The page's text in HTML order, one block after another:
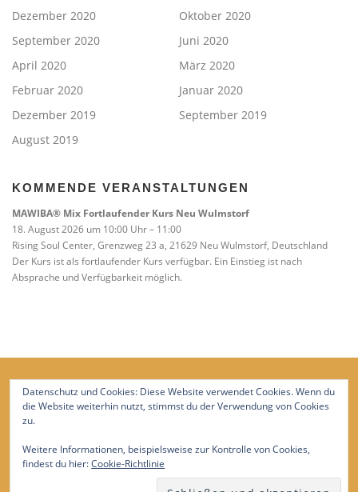
Dezember 2020
Oktober 2020
September 2020
Juni 2020
April 2020
März 2020
Februar 2020
Januar 2020
Dezember 2019
September 2019
August 2019
KOMMENDE VERANSTALTUNGEN
MAWIBA® Mix Fortlaufender Kurs Neu Wulmstorf
18. August 2026 um 10:00 Uhr – 11:00
Rising Soul Center, Grenzweg 23 a, 21629 Neu Wulmstorf, Deutschland
Der Kurs ist als fortlaufender Kurs verfügbar. Ein Einstieg ist nach
Absprache und Verfügbarkeit möglich.
Copyright © 2026 Trageberatung Süderelbe
Theme von FameThemes
Datenschutz und Cookies: Diese Website verwendet Cookies. Wenn du
die Website weiterhin nutzt, stimmst du der Verwendung von Cookies
zu.
Weitere Informationen, beispielsweise zur Kontrolle von Cookies,
findest du hier:Cookie-Richtlinie